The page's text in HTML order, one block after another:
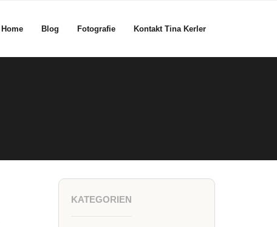
Home Blog Fotografie Kontakt Tina Kerler
KATEGORIEN